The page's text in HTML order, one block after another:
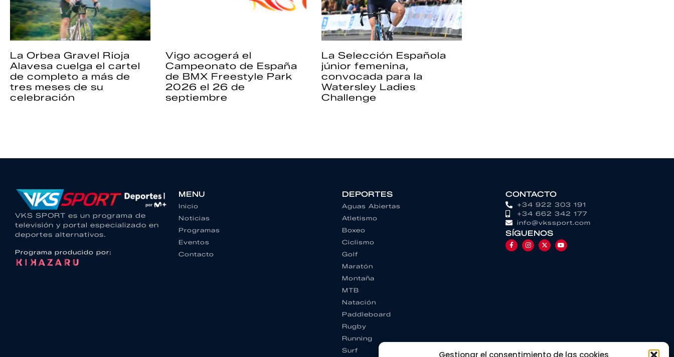
Gestionar el consentimiento de las cookies
La Orbea Gravel Rioja
Alavesa cuelga el cartel
de completo a más de
tres meses de su
celebración
Vigo acogerá el
Campeonato de España
de BMX Freestyle Park
2026 el 26 de
septiembre
La Selección Española
júnior femenina,
convocada para la
Watersley Ladies
Challenge
VKS SPORT es un programa de
televisión y portal especializado en
deportes alternativos.
Programa producido por:
MENU
Inicio
Noticias
Programas
Eventos
Contacto
DEPORTES
Aguas Abiertas
Atletismo
Boxeo
Ciclismo
Golf
Maratón
Montaña
MTB
Natación
Paddleboard
Rugby
Running
Surf
CONTACTO
+34 922 303 191
+34 662 342 177
info@vkssport.com
SÍGUENOS